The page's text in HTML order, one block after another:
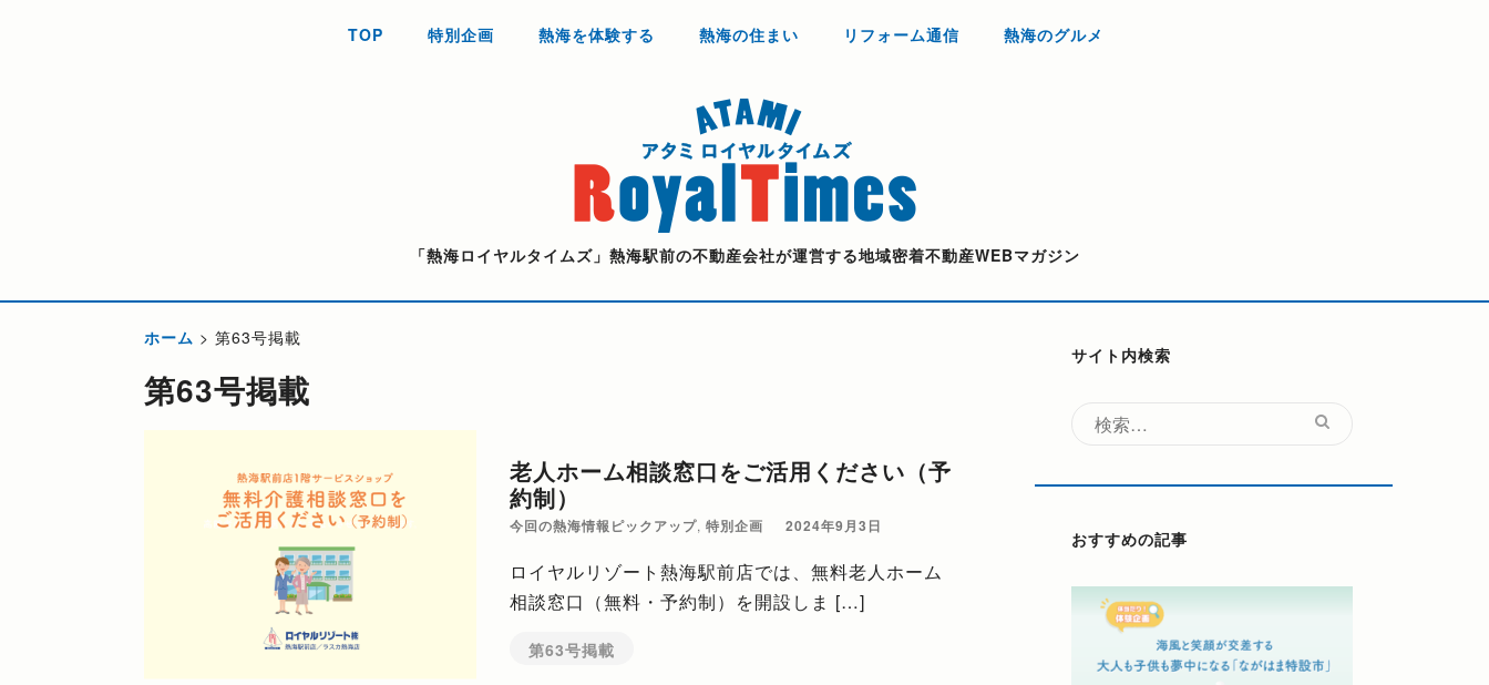
TOP 特別企画 熱海を体験する 熱海の住まい リフォーム通信 熱海のグルメ
「熱海ロイヤルタイムズ」熱海駅前の不動産会社が運営する地域密着不動産WEBマガジン
ホーム > 第63号掲載
第63号掲載
老人ホーム相談窓口をご活用ください（予
約制）
今回の熱海情報ピックアップ, 特別企画 2024年9月3日
ロイヤルリゾート熱海駅前店では、無料老人ホーム
相談窓口（無料・予約制）を開設しま […]
第63号掲載
サイト内検索
検
おすすめの記事